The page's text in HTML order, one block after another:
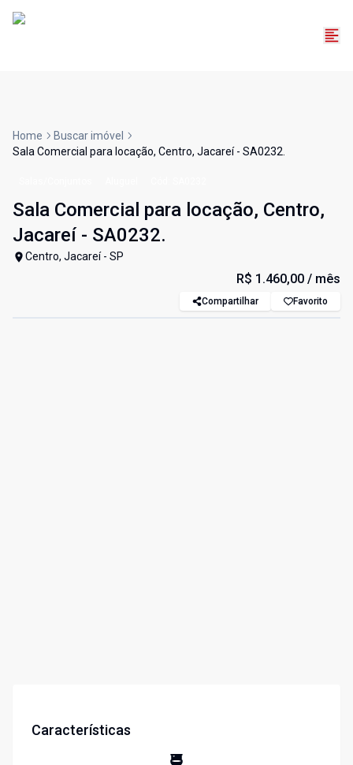
Home
Buscar imóvel
Sala Comercial para locação, Centro, Jacareí - SA0232.
Sala Comercial para locação, Centro,
Jacareí - SA0232.
Centro, Jacareí - SP
R$ 1.460,00 / mês
Compartilhar Favorito
Características